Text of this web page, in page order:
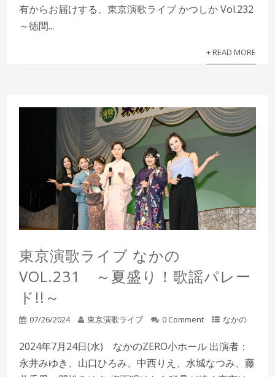
有からお届けする、東京演歌ライブ かつしか Vol.232
～徳間...
+ READ MORE
東京演歌ライブ なかの
VOL.231 ～夏盛り！歌謡パレー
ド!!～
07/26/2024 東京演歌ライブ 0 Comment なかの
2024年7月24日(水) なかのZERO小ホール 出演者：
永井みゆき、山口ひろみ、中西りえ、水城なつみ、藤